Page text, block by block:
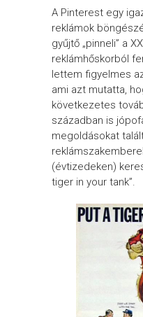
A Pinterest egy
reklámok
gyűjtő „pinneli” a
reklámhőskorból
lettem figyelmes
ami azt mutatta,
következetes
században is
megoldásokat
(évtizedeken)
tiger in your tank”.